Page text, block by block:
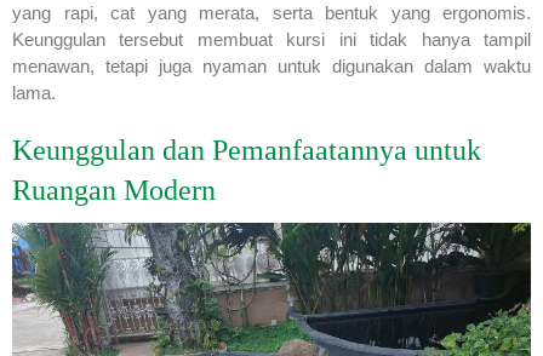
yang rapi, cat yang merata, serta bentuk yang ergonomis.
Keunggulan tersebut membuat kursi ini tidak hanya tampil
menawan, tetapi juga nyaman untuk digunakan dalam waktu
lama.
Keunggulan dan Pemanfaatannya untuk
Ruangan Modern